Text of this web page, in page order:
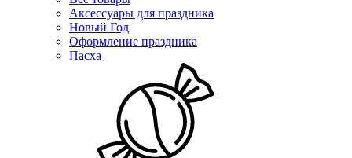
Аксессуары для праздника
Новый Год
Оформление праздника
Пасха